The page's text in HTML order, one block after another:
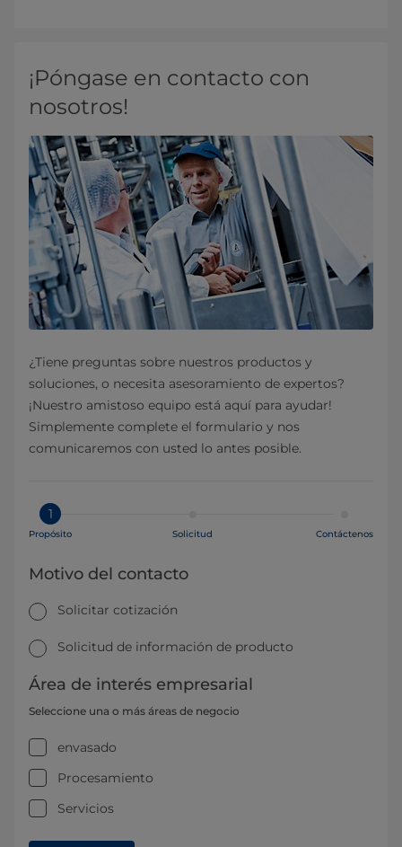
¡Póngase en contacto con
nosotros!
¿Tiene preguntas sobre nuestros productos y
soluciones, o necesita asesoramiento de expertos?
¡Nuestro amistoso equipo está aquí para ayudar!
Simplemente complete el formulario y nos
comunicaremos con usted lo antes posible.
1
Propósito Solicitud Contáctenos
Motivo del contacto
Solicitar cotización
Solicitud de información de producto
Área de interés empresarial
Seleccione una o más áreas de negocio
envasado
Procesamiento
Servicios